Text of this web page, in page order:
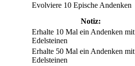
Evolviere 10 Epische Andenken
Notiz:
Erhalte 10 Mal ein Andenken mit
Edelsteinen
Erhalte 50 Mal ein Andenken mit
Edelsteinen